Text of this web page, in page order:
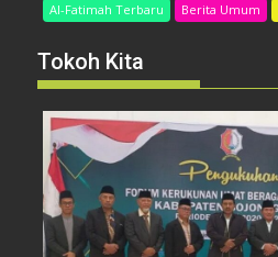
Al-Fatimah Terbaru Berita Umum
Tokoh Kita